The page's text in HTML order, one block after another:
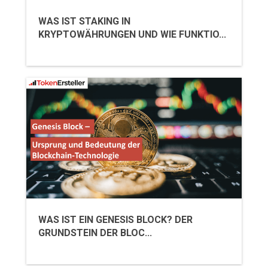
WAS IST STAKING IN
KRYPTOWÄHRUNGEN UND WIE FUNKTIO...
WAS IST EIN GENESIS BLOCK? DER
GRUNDSTEIN DER BLOC...